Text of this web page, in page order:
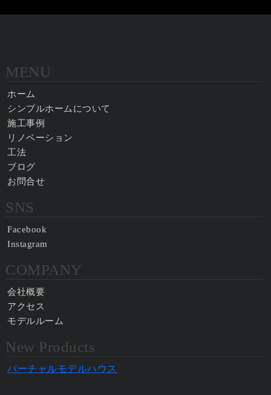
MENU
ホーム
シンプルホームについて
施工事例
リノベーション
工法
ブログ
お問合せ
SNS
Facebook
Instagram
COMPANY
会社概要
アクセス
モデルルーム
New Products
バーチャルモデルハウス